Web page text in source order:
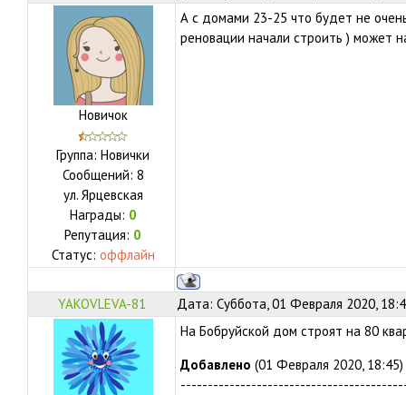
Новичок
Группа: Новички
Сообщений: 8
ул. Ярцевская
Награды: 0
Репутация: 0
Статус: оффлайн
А с домами 23-25 что будет не
реновации начали строить ) может
YAKOVLEVA-81 Дата: Суббота, 01 Февраля 2020,
На Бобруйской дом строят на 80
Добавлено (01 Февраля 2020, 18:45)